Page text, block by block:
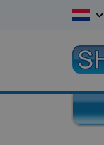
Ga
inhoud